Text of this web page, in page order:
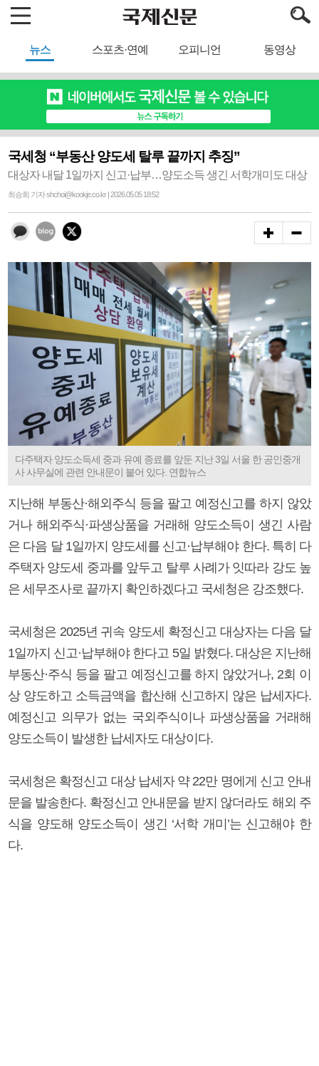
뉴스 스포츠·연예 오피니언 동영상
국세청 “부동산 양도세 탈루 끝까지 추징”
대상자 내달 1일까지 신고·납부…양도소득 생긴 서학개미도 대상
최승희 기자 shchoi@kookje.co.kr | 2026.05.05 18:52
다주택자 양도소득세 중과 유예 종료를 앞둔 지난 3일 서울 한 공인중개
사 사무실에 관련 안내문이 붙어 있다. 연합뉴스
지난해 부동산·해외주식 등을 팔고 예정신고를 하지 않았
거나 해외주식·파생상품을 거래해 양도소득이 생긴 사람
은 다음 달 1일까지 양도세를 신고·납부해야 한다. 특히 다
주택자 양도세 중과를 앞두고 탈루 사례가 잇따라 강도 높
은 세무조사로 끝까지 확인하겠다고 국세청은 강조했다.
국세청은 2025년 귀속 양도세 확정신고 대상자는 다음 달
1일까지 신고·납부해야 한다고 5일 밝혔다. 대상은 지난해
부동산·주식 등을 팔고 예정신고를 하지 않았거나, 2회 이
상 양도하고 소득금액을 합산해 신고하지 않은 납세자다.
예정신고 의무가 없는 국외주식이나 파생상품을 거래해
양도소득이 발생한 납세자도 대상이다.
국세청은 확정신고 대상 납세자 약 22만 명에게 신고 안내
문을 발송한다. 확정신고 안내문을 받지 않더라도 해외 주
식을 양도해 양도소득이 생긴 ‘서학 개미’는 신고해야 한
다.